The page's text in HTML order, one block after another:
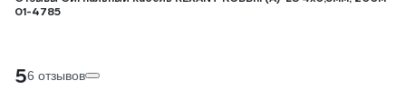
01-4785
56 отзывов